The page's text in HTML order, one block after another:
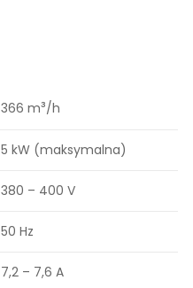
366 m³/h
5 kW (maksymalna)
380 – 400 V
50 Hz
7,2 – 7,6 A